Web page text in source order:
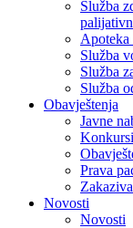
Služba
Apoteka
Služba
Služba
Služba
Obavještenja
Javne
Konkursi
Prava
Novosti
Novosti